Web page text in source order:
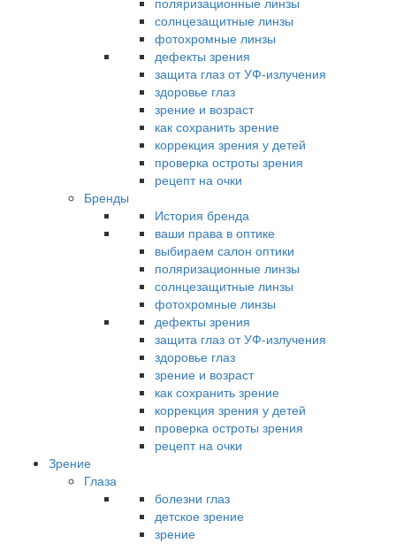
солнцезащитные линзы
фотохромные линзы
дефекты зрения
защита глаз от УФ-излучения
здоровье глаз
зрение и возраст
как сохранить зрение
коррекция зрения у детей
проверка остроты зрения
рецепт на очки
Бренды
История бренда
ваши права в оптике
выбираем салон оптики
поляризационные линзы
солнцезащитные линзы
фотохромные линзы
дефекты зрения
защита глаз от УФ-излучения
здоровье глаз
зрение и возраст
как сохранить зрение
коррекция зрения у детей
проверка остроты зрения
рецепт на очки
Зрение
Глаза
болезни глаз
детское зрение
зрение